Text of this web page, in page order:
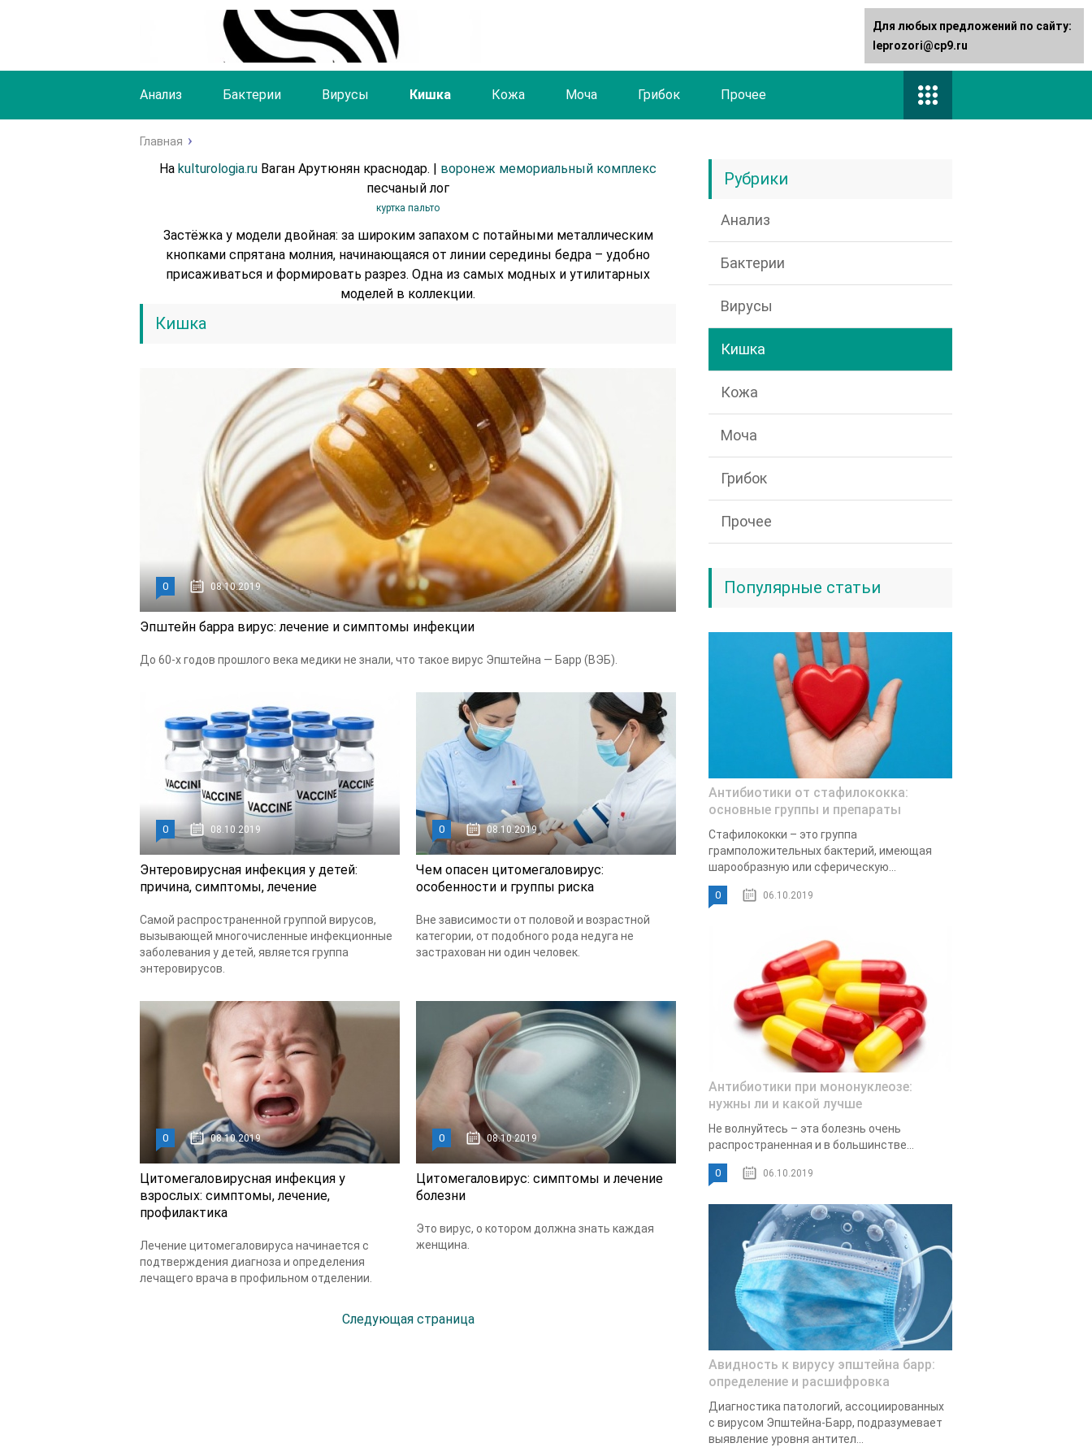
Анализ Бактерии Вирусы Кишка Кожа Моча Грибок Прочее
Главная
На kulturologia.ru Ваган Арутюнян краснодар. | воронеж мемориальный комплекс
песчаный лог
куртка пальто
Застёжка у модели двойная: за широким запахом с потайными металлическим
кнопками спрятана молния, начинающаяся от линии середины бедра – удобно
присаживаться и формировать разрез. Одна из самых модных и утилитарных
моделей в коллекции.
Кишка
0 08.10.2019
Эпштейн барра вирус: лечение и симптомы инфекции
До 60-х годов прошлого века медики не знали, что такое вирус Эпштейна — Барр (ВЭБ).
0 08.10.2019
Энтеровирусная инфекция у детей:
причина, симптомы, лечение
Самой распространенной группой вирусов,
вызывающей многочисленные инфекционные
заболевания у детей, является группа
энтеровирусов.
0 08.10.2019
Чем опасен цитомегаловирус:
особенности и группы риска
Вне зависимости от половой и возрастной
категории, от подобного рода недуга не
застрахован ни один человек.
0 08.10.2019
Цитомегаловирусная инфекция у
взрослых: симптомы, лечение,
профилактика
Лечение цитомегаловируса начинается с
подтверждения диагноза и определения
лечащего врача в профильном отделении.
0 08.10.2019
Цитомегаловирус: симптомы и лечение
болезни
Это вирус, о котором должна знать каждая
женщина.
Следующая страница
Рубрики
Анализ
Бактерии
Вирусы
Кишка
Кожа
Моча
Грибок
Прочее
Популярные статьи
Антибиотики от стафилококка:
основные группы и препараты
Стафилококки – это группа
грамположительных бактерий, имеющая
шарообразную или сферическую...
0 06.10.2019
Антибиотики при мононуклеозе:
нужны ли и какой лучше
Не волнуйтесь – эта болезнь очень
распространенная и в большинстве...
0 06.10.2019
Авидность к вирусу эпштейна барр:
определение и расшифровка
Диагностика патологий, ассоциированных
с вирусом Эпштейна-Барр, подразумевает
выявление уровня антител...
Для любых предложений по сайту:
leprozori@cp9.ru